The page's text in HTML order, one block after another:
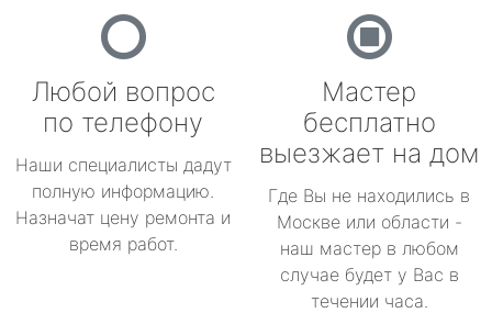
Любой вопрос
по телефону
Наши специалисты дадут
полную информацию.
Назначат цену ремонта и
время работ.
Мастер
бесплатно
выезжает на дом
Где Вы не находились в
Москве или области -
наш мастер в любом
случае будет у Вас в
течении часа.